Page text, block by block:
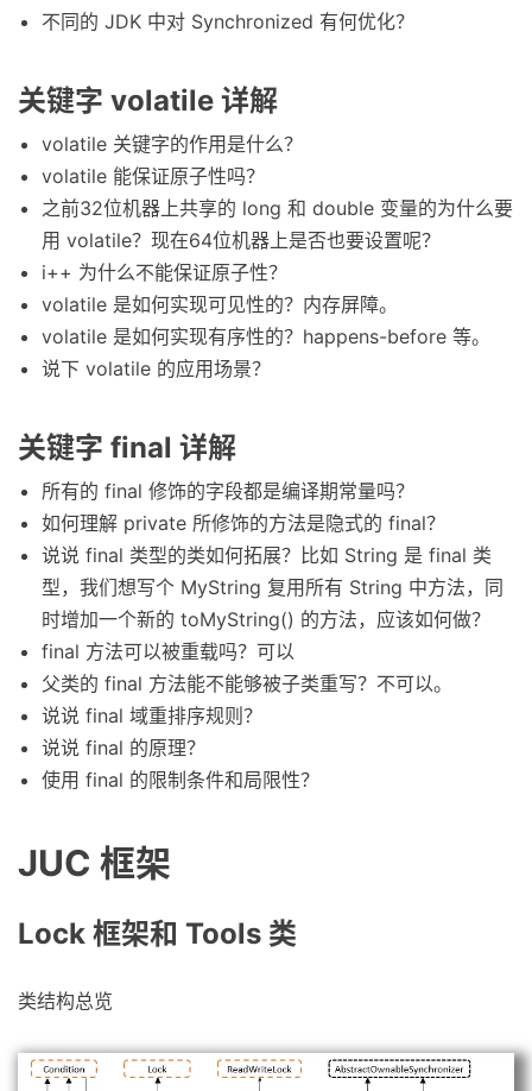
不同的 JDK 中对 Synchronized 有何优化？
关键字 volatile 详解
volatile 关键字的作用是什么？
volatile 能保证原子性吗？
之前32位机器上共享的 long 和 double 变量的为什么要
用 volatile？现在64位机器上是否也要设置呢？
i++ 为什么不能保证原子性？
volatile 是如何实现可见性的？内存屏障。
volatile 是如何实现有序性的？happens-before 等。
说下 volatile 的应用场景？
关键字 final 详解
所有的 final 修饰的字段都是编译期常量吗？
如何理解 private 所修饰的方法是隐式的 final？
说说 final 类型的类如何拓展？比如 String 是 final 类
型，我们想写个 MyString 复用所有 String 中方法，同
时增加一个新的 toMyString() 的方法，应该如何做？
final 方法可以被重载吗？可以
父类的 final 方法能不能够被子类重写？不可以。
说说 final 域重排序规则？
说说 final 的原理？
使用 final 的限制条件和局限性？
JUC 框架
Lock 框架和 Tools 类
类结构总览